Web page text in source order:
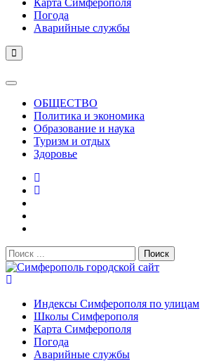
Карта Симферополя
Погода
Аварийные службы
ОБЩЕСТВО
Политика и экономика
Образование и наука
Туризм и отдых
Здоровье
Поиск:
Индексы Симферополя по улицам
Школы Симферополя
Карта Симферополя
Погода
Аварийные службы